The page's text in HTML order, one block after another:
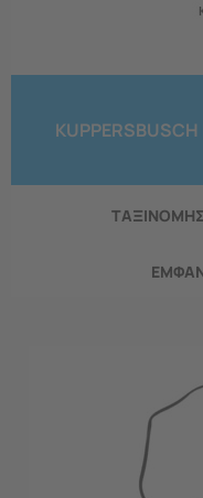
KUPPERSBUSCH